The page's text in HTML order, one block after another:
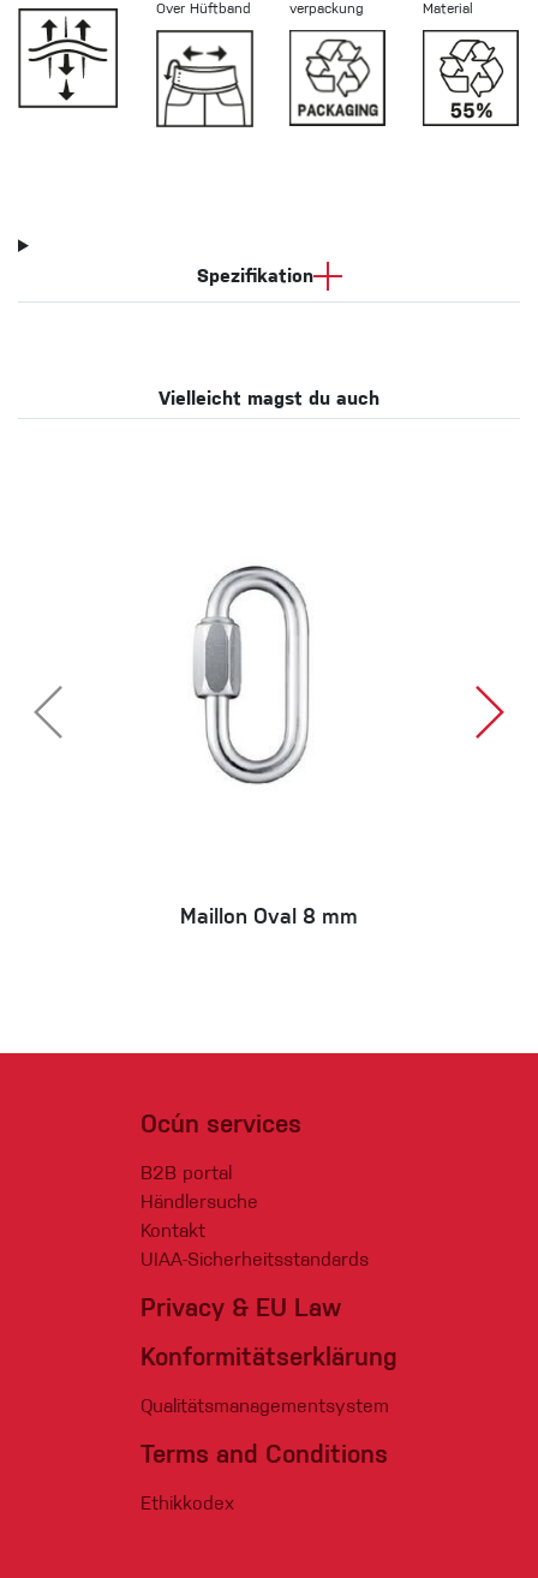
Over Hüftband
verpackung
Material
Spezifikation
Vielleicht magst du auch
Maillon Oval 8 mm
Ocún services
B2B portal
Händlersuche
Kontakt
UIAA-Sicherheitsstandards
Privacy & EU Law
Konformitätserklärung
Qualitätsmanagementsystem
Terms and Conditions
Ethikkodex